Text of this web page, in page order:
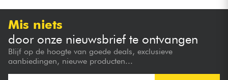
Mis niets
door onze nieuwsbrief te ontvangen
Blijf op de hoogte van goede deals, exclusieve
aanbiedingen, nieuwe producten...